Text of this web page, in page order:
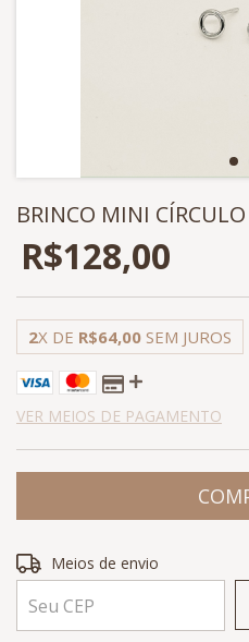
BRINCO MINI
R$128,00
2X DE R$64,00 SEM JUROS
VER MEIOS DE PAGAMENTO
Entregas para o CEP:
Meios de envio